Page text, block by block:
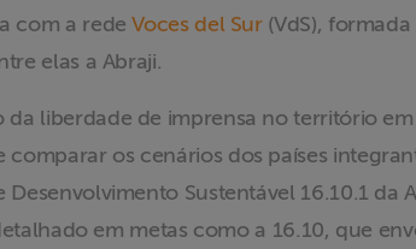
com a redeVoces del Sur(VdS),
elas a Abraji.
liberdade de imprensa no território
os cenários dos países
Sustentável 16.10.1 da
em metas como a 16.10, que